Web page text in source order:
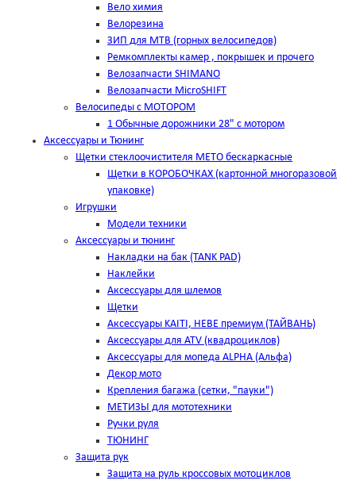
Вело химия
Велорезина
ЗИП для MTB (горных велосипедов)
Ремкомплекты камер , покрышек и прочего
Велозапчасти SHIMANO
Велозапчасти MicroSHIFT
Велосипеды с МОТОРОМ
1 Обычные дорожники 28" с мотором
Аксессуары и Тюнинг
Щетки стеклоочистителя METO бескаркасные
Щетки в КОРОБОЧКАХ (картонной многоразовой
упаковке)
Игрушки
Модели техники
Аксессуары и тюнинг
Накладки на бак (TANK PAD)
Наклейки
Аксессуары для шлемов
Щетки
Аксессуары KAITI, HEBE премиум (ТАЙВАНЬ)
Аксессуары для ATV (квадроциклов)
Аксессуары для мопеда ALPHA (Альфа)
Декор мото
Крепления багажа (сетки, "пауки")
МЕТИЗЫ для мототехники
Ручки руля
ТЮНИНГ
Защита рук
Защита на руль кроссовых мотоциклов